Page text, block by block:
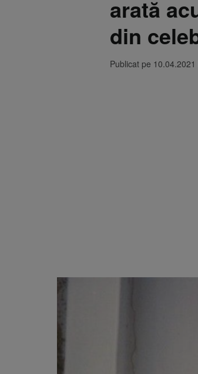
arată
din
Publicat pe